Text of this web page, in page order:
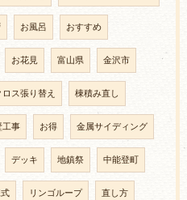
お風呂 おすすめ
お花見 富山県 金沢市
ロス張り替え 棟積み直し
工事 お得 金属サイディング
デッキ 地鎮祭 中能登町
式 リンゴループ 直し方